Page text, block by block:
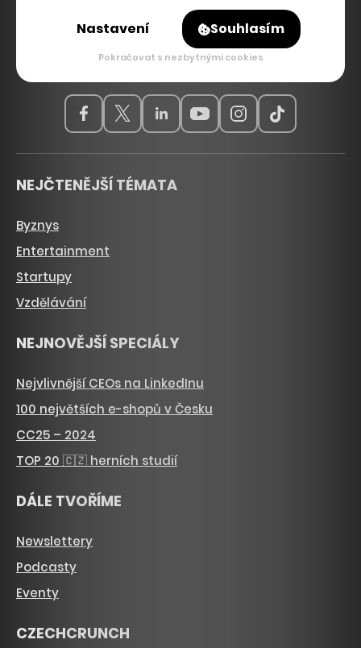
Hlavní zdroj inspirace. Věnujeme se tématům, která
hýbou Českem a světem, od byznysu a startupů
přes technologie, politiku a vzdělávání až po bydlení,
sport, kulturu, ekologii nebo dopravu.
NEJČTENĚJŠÍ TÉMATA
Byznys
Entertainment
Startupy
Vzdělávání
NEJNOVĚJŠÍ SPECIÁLY
Nejvlivnější CEOs na LinkedInu
100 největších e-shopů v Česku
CC25 – 2024
TOP 20 🇨🇿 herních studií
DÁLE TVOŘÍME
Newslettery
Podcasty
Eventy
CZECHCRUNCH
Nastavení Souhlasím
Pokračovat s nezbytnými cookies